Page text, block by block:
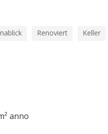
Renoviert Keller
anno